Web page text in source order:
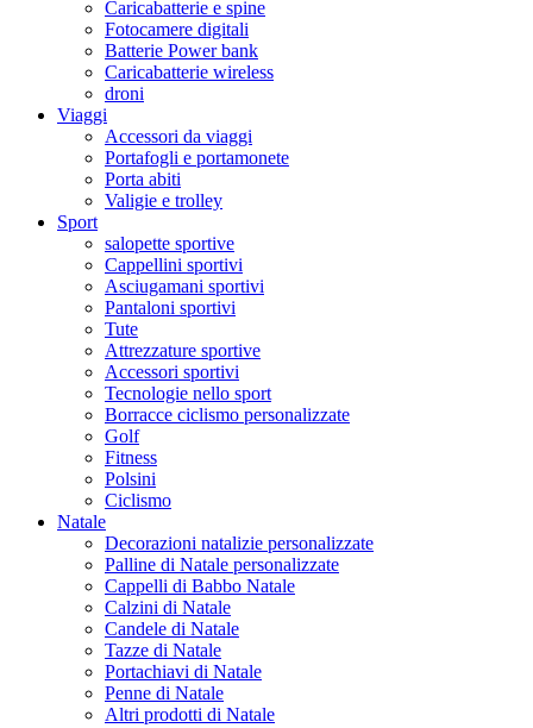
Caricabatterie e spine
Fotocamere digitali
Batterie Power bank
Caricabatterie wireless
droni
Viaggi
Accessori da viaggi
Portafogli e portamonete
Porta abiti
Valigie e trolley
Sport
salopette sportive
Cappellini sportivi
Asciugamani sportivi
Pantaloni sportivi
Tute
Attrezzature sportive
Accessori sportivi
Tecnologie nello sport
Borracce ciclismo personalizzate
Golf
Fitness
Polsini
Ciclismo
Natale
Decorazioni natalizie personalizzate
Palline di Natale personalizzate
Cappelli di Babbo Natale
Calzini di Natale
Candele di Natale
Tazze di Natale
Portachiavi di Natale
Penne di Natale
Altri prodotti di Natale